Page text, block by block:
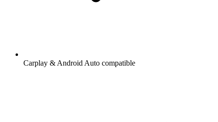
Carplay & Android Auto compatible